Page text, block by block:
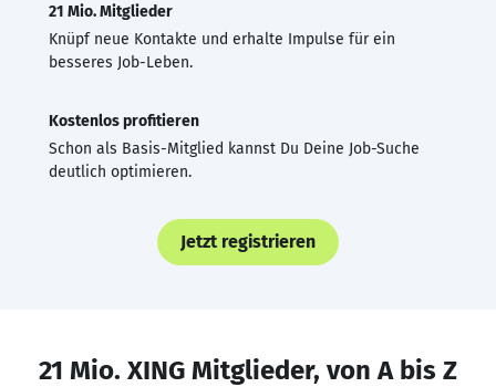
21 Mio. Mitglieder
Knüpf neue Kontakte und erhalte Impulse für ein
besseres Job-Leben.
Kostenlos profitieren
Schon als Basis-Mitglied kannst Du Deine Job-Suche
deutlich optimieren.
Jetzt registrieren
21 Mio. XING Mitglieder, von A bis Z